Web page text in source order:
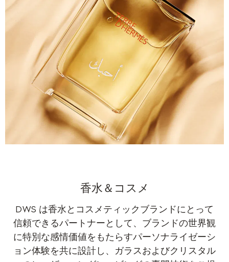
香水＆コスメ
DWS は香水とコスメティックブランドにとって
信頼できるパートナーとして、ブランドの世界観
に特別な感情価値をもたらすパーソナライゼーシ
ョン体験を共に設計し、ガラスおよびクリスタル